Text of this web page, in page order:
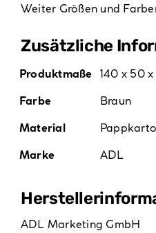
Weiter Größen und
Zusätzliche
Produktmaße 140 x 50
Farbe
Braun
Material
Marke
ADL
ADL Marketing GmbH